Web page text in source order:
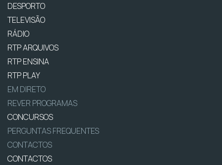
DESPORTO
TELEVISÃO
RÁDIO
RTP ARQUIVOS
RTP ENSINA
RTP PLAY
EM DIRETO
REVER PROGRAMAS
CONCURSOS
PERGUNTAS FREQUENTES
CONTACTOS
CONTACTOS